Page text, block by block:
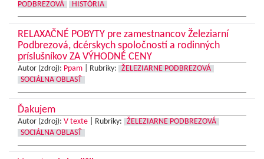
PODBREZOVÁ
HISTÓRIA
RELAXAČNÉ POBYTY pre zamestnancov Železiarní
Podbrezová, dcérskych spoločností a rodinných
príslušníkov ZA VÝHODNÉ CENY
Autor (zdroj): Ppam Rubriky:
ŽELEZIARNE PODBREZOVÁ
SOCIÁLNA OBLASŤ
Ďakujem
Autor (zdroj): V texte Rubriky:
ŽELEZIARNE PODBREZOVÁ
SOCIÁLNA OBLASŤ